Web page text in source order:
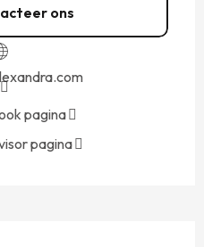
ons
pagina
pagina